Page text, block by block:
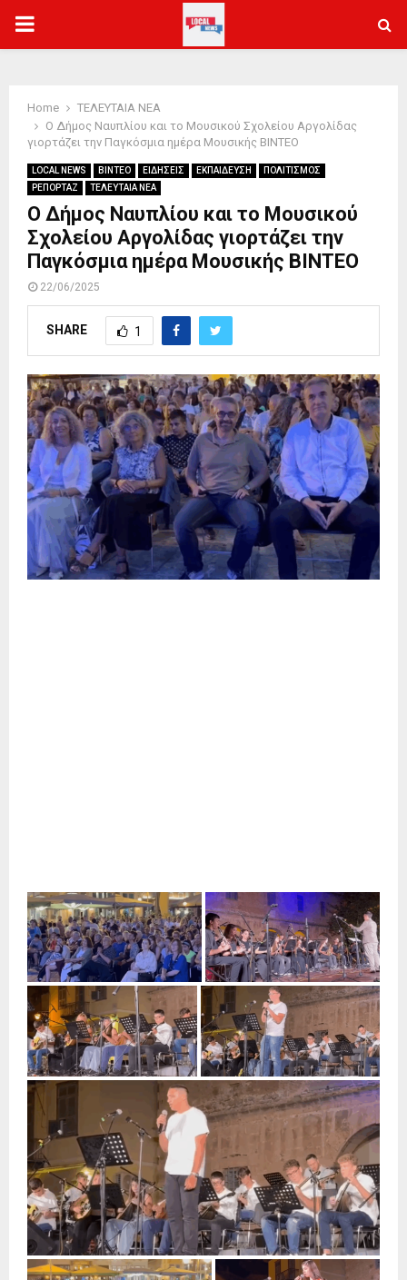
PRIMARY
Home
ΤΕΛΕΥΤΑΙΑ ΝΕΑ
Ο Δήμος Ναυπλίου και το Μουσικού Σχολείου Αργολίδας
γιορτάζει την Παγκόσμια ημέρα Μουσικής ΒΙΝΤΕΟ
LOCAL NEWS ΒΙΝΤΕΟ ΕΙΔΗΣΕΙΣ ΕΚΠΑΙΔΕΥΣΗ
ΠΟΛΙΤΙΣΜΟΣ
ΡΕΠΟΡΤΑΖ
ΤΕΛΕΥΤΑΙΑ ΝΕΑ
Ο Δήμος Ναυπλίου και το Μουσικού
Σχολείου Αργολίδας γιορτάζει την
Παγκόσμια ημέρα Μουσικής ΒΙΝΤΕΟ
22/06/2025
SHARE 1